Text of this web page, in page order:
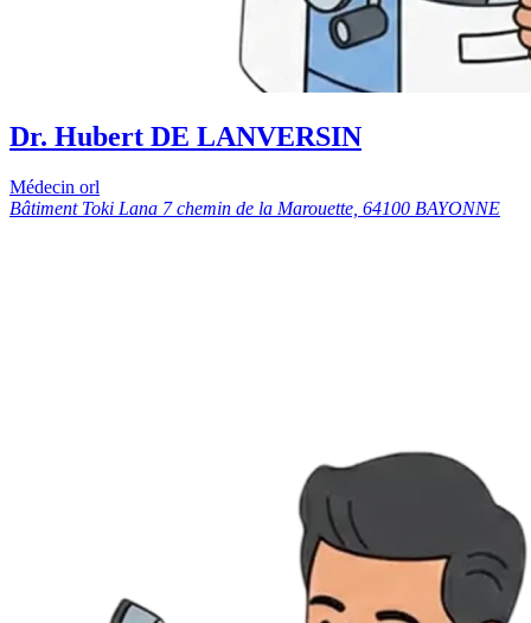
Dr. Hubert DE LANVERSIN
Médecin orl
Bâtiment Toki Lana 7 chemin de la Marouette, 64100 BAYONNE